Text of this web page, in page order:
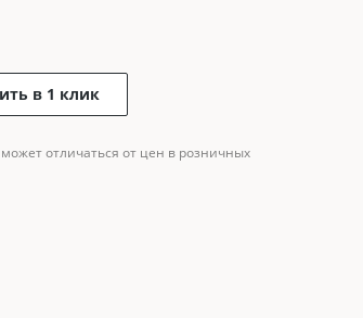
в 1 клик
отличаться от цен в розничных